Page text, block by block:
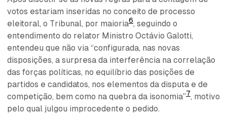
votos estariam inseridas no conceito de processo
eleitoral, o Tribunal, por maioria6, seguindo o
entendimento do relator Ministro Octávio Galotti,
entendeu que não via “configurada, nas novas
disposições, a surpresa da interferência na correlação
das forças políticas, no equilíbrio das posições de
partidos e candidatos, nos elementos da disputa e de
competição, bem como na quebra da isonomia”7, motivo
pelo qual julgou improcedente o pedido.